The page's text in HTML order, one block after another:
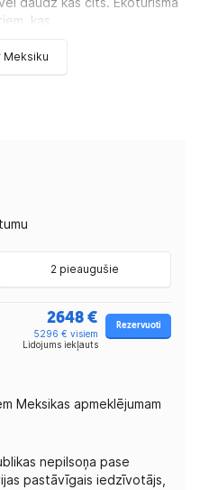
kas
Meksiku
2 pieaugušie
2648 €
5296 € visiem
Lidojums iekļauts
Rezervuoti
Meksikas apmeklējumam
nepilsoņa pase
pastāvīgais iedzīvotājs,